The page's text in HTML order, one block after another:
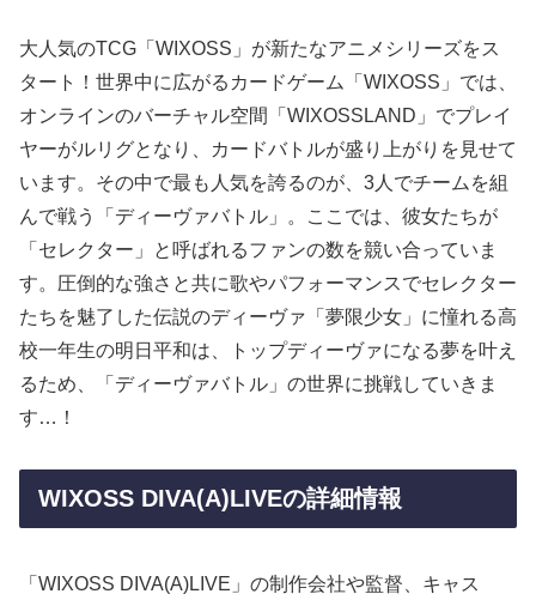
大人気のTCG「WIXOSS」が新たなアニメシリーズをス
タート！世界中に広がるカードゲーム「WIXOSS」では、
オンラインのバーチャル空間「WIXOSSLAND」でプレイ
ヤーがルリグとなり、カードバトルが盛り上がりを見せて
います。その中で最も人気を誇るのが、3人でチームを組
んで戦う「ディーヴァバトル」。ここでは、彼女たちが
「セレクター」と呼ばれるファンの数を競い合っていま
す。圧倒的な強さと共に歌やパフォーマンスでセレクター
たちを魅了した伝説のディーヴァ「夢限少女」に憧れる高
校一年生の明日平和は、トップディーヴァになる夢を叶え
るため、「ディーヴァバトル」の世界に挑戦していきま
す…！
WIXOSS DIVA(A)LIVEの詳細情報
「WIXOSS DIVA(A)LIVE」の制作会社や監督、キャス